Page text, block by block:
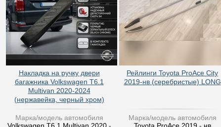
Накладка на ручку двери
багажника Volkswagen T6.1
Multivan 2020-2024
(нержавейка, черный хром)
Марка/модель автомобиля
Рейлинги Toyota ProAce City
2019-нв (серебристые) LONG
Марка/модель автомобиля